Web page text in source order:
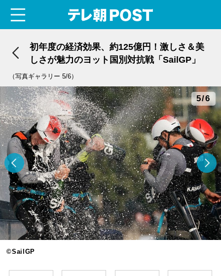
初年度の経済効果、約125億円！激しさ＆美
しさが魅力のヨット国別対抗戦「SailGP」
（写真ギャラリー 5/6）
5/6
©SailGP